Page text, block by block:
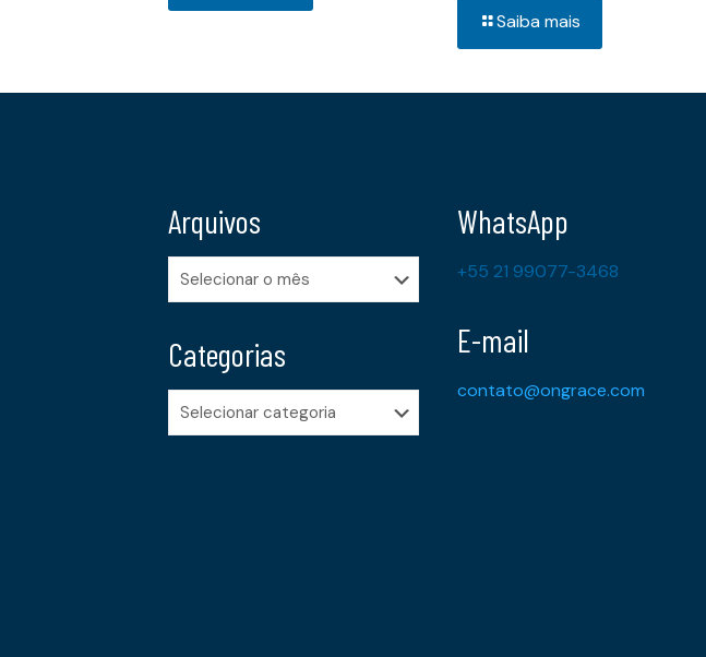
Saiba mais
Arquivos
Arquivos
Categorias
Categorias
WhatsApp
+55 21 99077-3468
E-mail
contato@ongrace.com